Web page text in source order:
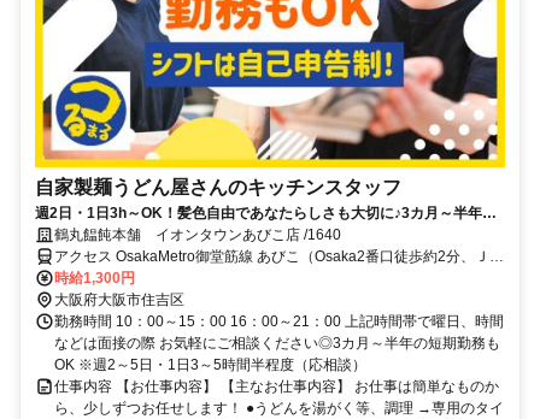
自家製麺うどん屋さんのキッチンスタッフ
週2日・1日3h～OK！髪色自由であなたらしさも大切に♪3カ月～半年の
短期勤務もOK
鶴丸饂飩本舗 イオンタウンあびこ店 /1640
アクセス OsakaMetro御堂筋線 あびこ（Osaka2番口徒歩約2分、ＪＲ
阪和線/ＪＲ関西空港線 我孫子町（阪和線）南出口徒歩約8分
時給1,300円
大阪府大阪市住吉区
勤務時間 10：00～15：00 16：00～21：00 上記時間帯で曜日、時間
などは面接の際 お気軽にご相談ください◎3カ月～半年の短期勤務も
OK ※週2～5日・1日3～5時間半程度（応相談）
仕事内容 【お仕事内容】 【主なお仕事内容】 お仕事は簡単なものか
ら、少しずつお任せします！ ●うどんを湯がく等、調理 →専用のタイ